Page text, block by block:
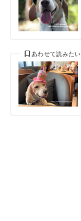
あわせて読みたい